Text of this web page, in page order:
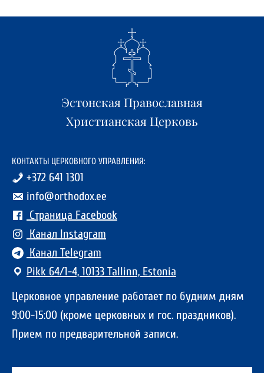
Эстонская Православная
Христианская Церковь
КОНТАКТЫ ЦЕРКОВНОГО УПРАВЛЕНИЯ:
+372 641 1301
info@orthodox.ee
Страница Facebook
Канал Instagram
Канал Telegram
Pikk 64/1-4, 10133 Tallinn, Estonia
Церковное управление работает по будним дням
9:00-15:00 (кроме церковных и гос. праздников).
Прием по предварительной записи.